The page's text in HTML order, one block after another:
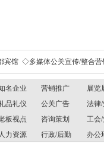
宾馆 ◇多媒体公关宣传/整合营
名企业 营销推广 展览
品礼仪 公关广告 法律
板视点 咨询策划 工会
人力资源 行政/后勤 办公